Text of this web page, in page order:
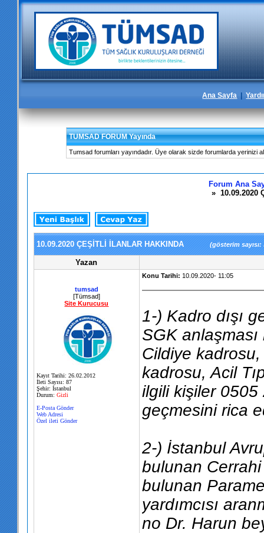
Ana Sayfa |
TUMSAD FORUM Yayında
Tumsad forumları yayındadır. Üye olarak sizde forumlarda yerinizi
Forum Ana
» 10.09.2020
10.09.2020 ÇEŞİTLİ İLANLAR HAKKINDA (gösterim sayısı:
Yazan
tumsad
[Tümsad]
Site Kurucusu
Kayıt Tarihi: 26.02.2012
İleti Sayısı: 87
Şehir: İstanbul
Durum: Gizli
E-Posta Gönder
Web Adresi
Özel ileti Gönder
Konu Tarihi: 10.09.2020- 11:05
1-) Kadro dışı
SGK
Cildiye
kadrosu, Acil
ilgili kişiler 0505
geçmesini rica
2-) İstanbul
bulunan
bulunan
yardımcısı
no Dr. Harun